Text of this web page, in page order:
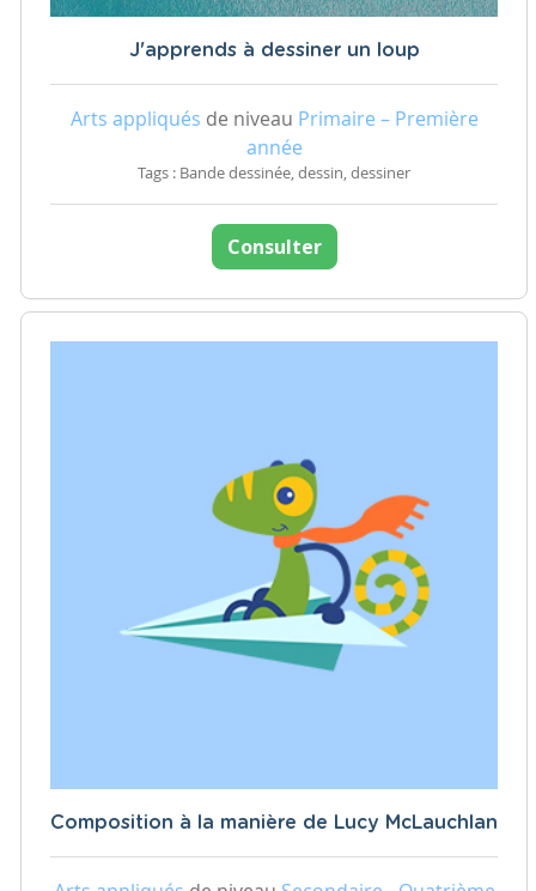
J'apprends à dessiner un loup
Arts appliqués de niveau Primaire – Première
année
Tags : Bande dessinée, dessin, dessiner
Consulter
Composition à la manière de Lucy McLauchlan